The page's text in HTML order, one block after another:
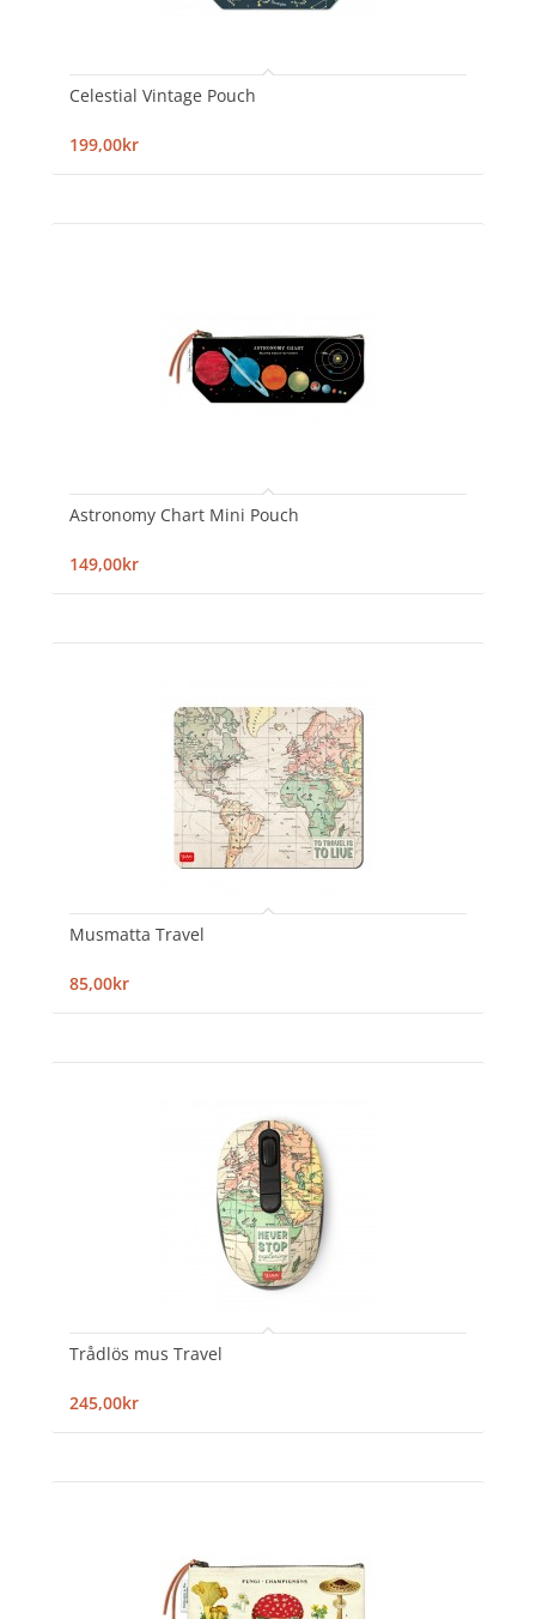
Celestial Vintage Pouch
199,00kr
Astronomy Chart Mini Pouch
149,00kr
Musmatta Travel
85,00kr
Trådlös mus Travel
245,00kr